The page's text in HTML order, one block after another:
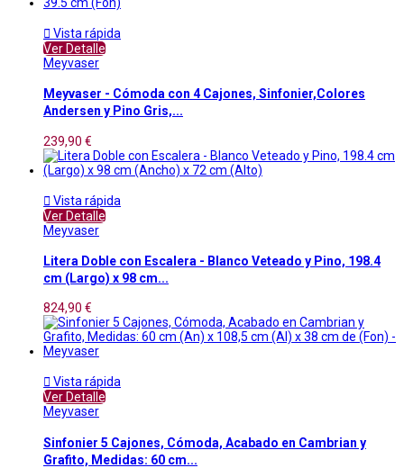
 Vista rápida
Ver Detalle
Meyvaser
Meyvaser - Cómoda con 4 Cajones, Sinfonier,Colores
Andersen y Pino Gris,...
239,90 €
 Vista rápida
Ver Detalle
Meyvaser
Litera Doble con Escalera - Blanco Veteado y Pino, 198.4
cm (Largo) x 98 cm...
824,90 €
 Vista rápida
Ver Detalle
Meyvaser
Sinfonier 5 Cajones, Cómoda, Acabado en Cambrian y
Grafito, Medidas: 60 cm...